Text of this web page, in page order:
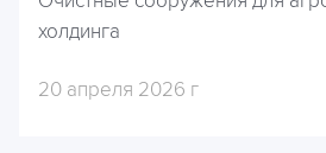
холдинга
20 апреля 2026 г